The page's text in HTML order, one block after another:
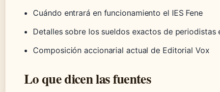
Cuándo entrará en funcionamiento el IES Fene
Detalles sobre los sueldos exactos de periodistas
Composición accionarial actual de Editorial Vox
Lo que dicen las fuentes